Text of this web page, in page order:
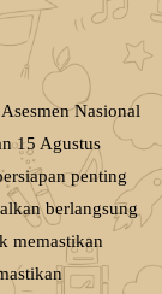
Nasional
15 Agustus
penting
berlangsung
memastikan